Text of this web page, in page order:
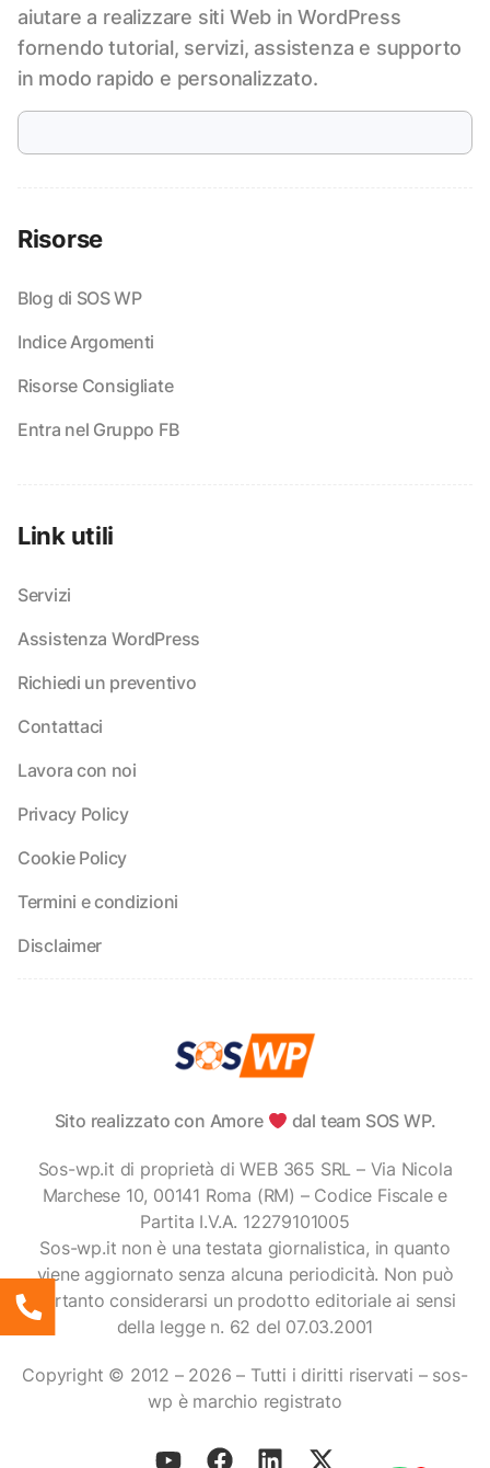
aiutare a realizzare siti Web in WordPress
fornendo tutorial, servizi, assistenza e supporto
in modo rapido e personalizzato.
Risorse
Blog di SOS WP
Indice Argomenti
Risorse Consigliate
Entra nel Gruppo FB
Link utili
Servizi
Assistenza WordPress
Richiedi un preventivo
Contattaci
Lavora con noi
Privacy Policy
Cookie Policy
Termini e condizioni
Disclaimer
Sito realizzato con Amore dal team SOS WP.
Sos-wp.it di proprietà di WEB 365 SRL – Via Nicola
Marchese 10, 00141 Roma (RM) – Codice Fiscale e
Partita I.V.A. 12279101005
Sos-wp.it non è una testata giornalistica, in quanto
viene aggiornato senza alcuna periodicità. Non può
pertanto considerarsi un prodotto editoriale ai sensi
della legge n. 62 del 07.03.2001
Copyright © 2012 – 2026 – Tutti i diritti riservati – sos-
wp è marchio registrato